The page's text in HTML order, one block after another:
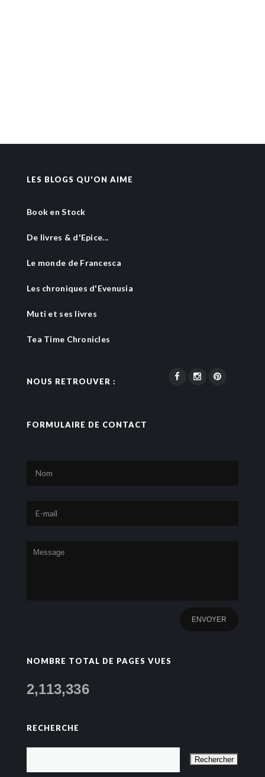
LES BLOGS QU'ON AIME
Book en Stock
De livres & d'Epice...
Le monde de Francesca
Les chroniques d'Evenusia
Muti et ses livres
Tea Time Chronicles
NOUS RETROUVER :
FORMULAIRE DE CONTACT
NOMBRE TOTAL DE PAGES VUES
2,113,336
RECHERCHE